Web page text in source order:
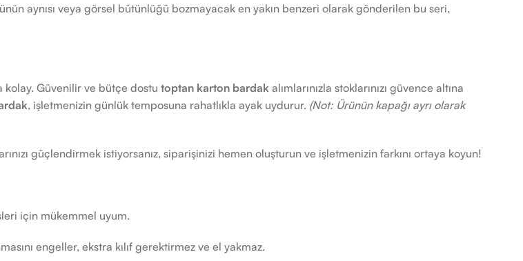
aynısı veya görsel bütünlüğü bozmayacak en yakın benzeri olarak gönderilen bu seri,
Güvenilir ve bütçe dostu toptan karton bardak alımlarınızla stoklarınızı güvence altına
, işletmenizin günlük temposuna rahatlıkla ayak uydurur. (Not: Ürünün kapağı ayrı olarak
güçlendirmek istiyorsanız, siparişinizi hemen oluşturun ve işletmenizin farkını ortaya koyun!
için mükemmel uyum.
engeller, ekstra kılıf gerektirmez ve el yakmaz.